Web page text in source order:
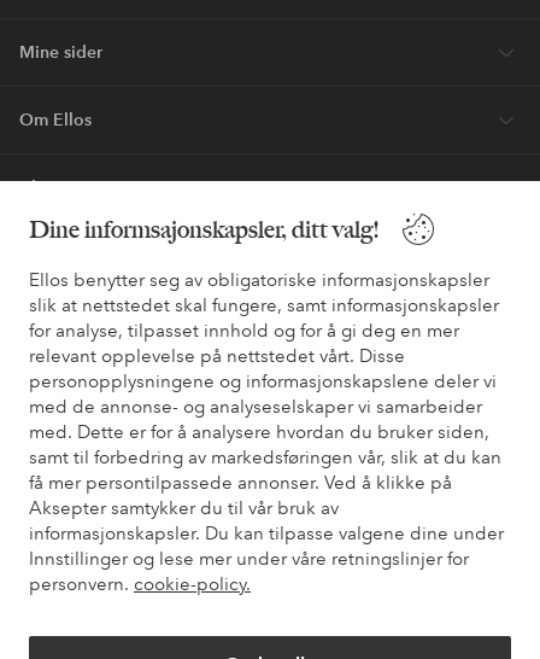
Dine informsajonskapsler, ditt valg!
Ellos benytter seg av obligatoriske informasjonskapsler
slik at nettstedet skal fungere, samt informasjonskapsler
for analyse, tilpasset innhold og for å gi deg en mer
relevant opplevelse på nettstedet vårt. Disse
personopplysningene og informasjonskapslene deler vi
med de annonse- og analyseselskaper vi samarbeider
med. Dette er for å analysere hvordan du bruker siden,
samt til forbedring av markedsføringen vår, slik at du kan
få mer persontilpassede annonser. Ved å klikke på
Aksepter samtykker du til vår bruk av
informasjonskapsler. Du kan tilpasse valgene dine under
Innstillinger og lese mer under våre retningslinjer for
personvern. cookie-policy.
Første kjøp? Vi ger deg 40% på den dyreste* varen.
* Se tilbudsvilkår ved registrering
Trenger du hjelp?
Du finner svar på de vanligste spørsmålene i vår FAQ. Du finner
også informasjon om hvordan du kan kontakte oss.
Kundeservice Bestilling Betalingsmåte
Mine sider